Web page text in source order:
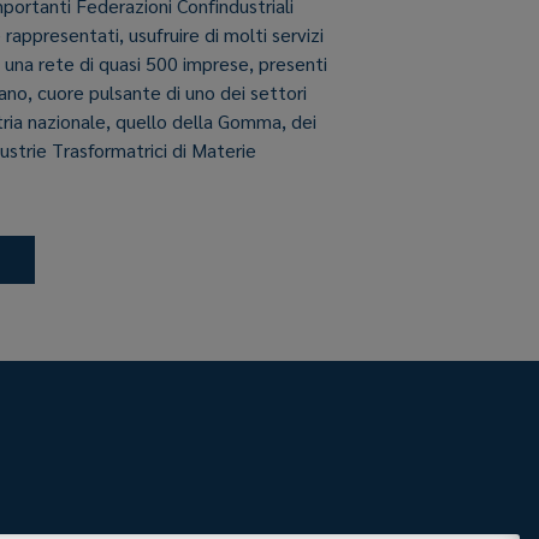
usufruire di molti servizi
rete di quasi 500 imprese, presenti
cuore pulsante di uno dei settori
nazionale, quello della Gomma, dei
Trasformatrici di Materie